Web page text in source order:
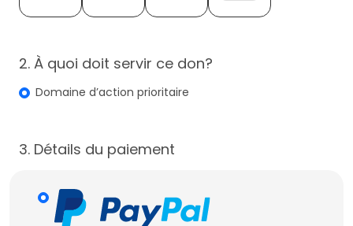
2. À quoi doit servir ce don?
Domaine d’action prioritaire
3. Détails du paiement